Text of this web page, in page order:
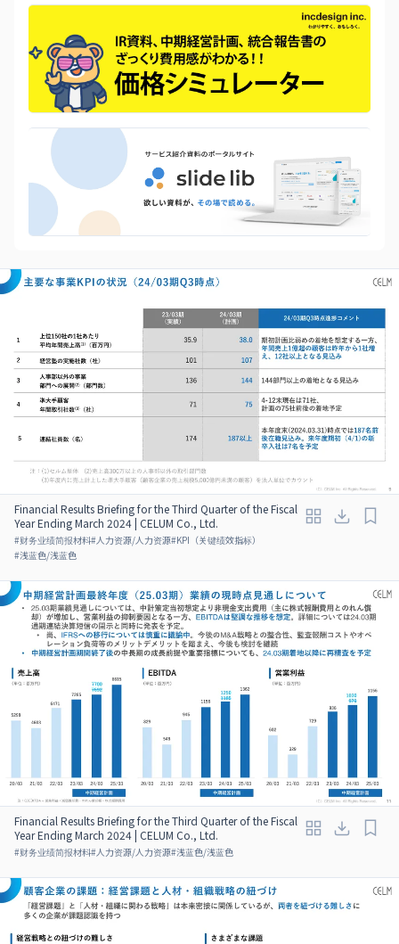
Financial Results Briefing for the Third Quarter of the Fiscal
Year Ending March 2024 | CELUM Co., Ltd.
#财务业绩简报材料#人力资源/人力资源#KPI（关键绩效指标）
#浅蓝色/浅蓝色
Financial Results Briefing for the Third Quarter of the Fiscal
Year Ending March 2024 | CELUM Co., Ltd.
#财务业绩简报材料#人力资源/人力资源#浅蓝色/浅蓝色